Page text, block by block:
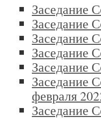
Заседание
Заседание
Заседание
Заседание
Заседание
Заседание
февраля
Заседание